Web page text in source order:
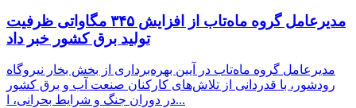
مدیرعامل گروه ماه‌تاب از افزایش ۳۴۵ مگاواتی ظرفیت
تولید برق کشور خبر داد
مدیرعامل گروه ماه‌تاب در آیین بهره‌برداری از بخش بخار نیروگاه
رودشور، با قدردانی از تلاش‌های کارکنان صنعت آب و برق کشور
در دوران جنگ و شرایط بحرانی، ا...